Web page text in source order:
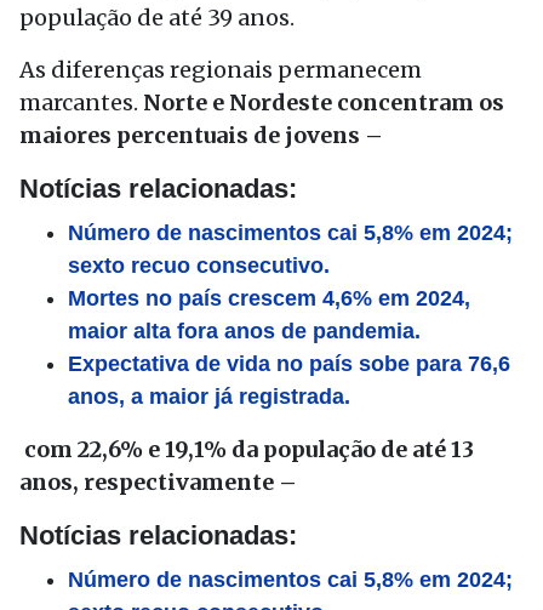
população de até 39 anos.
As diferenças regionais permanecem
marcantes. Norte e Nordeste concentram os
maiores percentuais de jovens –
Notícias relacionadas:
Número de nascimentos cai 5,8% em 2024;
sexto recuo consecutivo.
Mortes no país crescem 4,6% em 2024,
maior alta fora anos de pandemia.
Expectativa de vida no país sobe para 76,6
anos, a maior já registrada.
com 22,6% e 19,1% da população de até 13
anos, respectivamente –
Notícias relacionadas:
Número de nascimentos cai 5,8% em 2024;